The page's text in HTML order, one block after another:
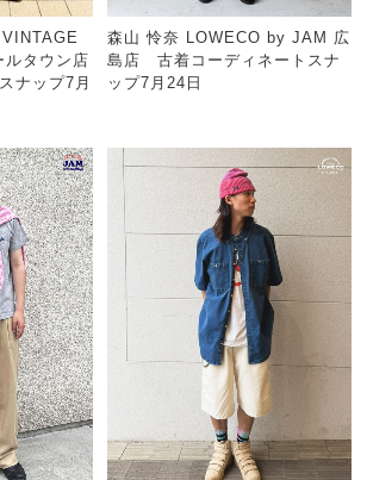
ルタウン店
ナップ7月
森山 怜奈 LOWECO by JAM 広
島店 古着コーディネートスナ
ップ7月24日